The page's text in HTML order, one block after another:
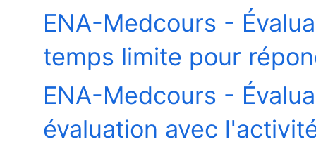
ENA-Medcours -
temps limite pour
ENA-Medcours -
évaluation avec